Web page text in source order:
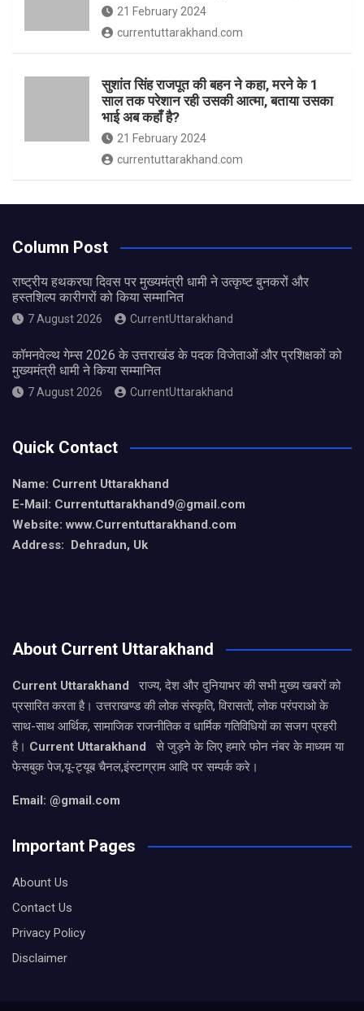
21 February 2024
currentuttarakhand.com
सुशांत सिंह राजपूत की बहन ने कहा, मरने के 1
साल तक परेशान रही उसकी आत्मा, बताया उसका
भाई अब कहाँ है?
21 February 2024
currentuttarakhand.com
Column Post
राष्ट्रीय हथकरघा दिवस पर मुख्यमंत्री धामी ने उत्कृष्ट बुनकरों और
हस्तशिल्प कारीगरों को किया सम्मानित
7 August 2026 CurrentUttarakhand
कॉमनवेल्थ गेम्स 2026 के उत्तराखंड के पदक विजेताओं और प्रशिक्षकों को
मुख्यमंत्री धामी ने किया सम्मानित
7 August 2026 CurrentUttarakhand
Quick Contact
Name: Current Uttarakhand
E-Mail: Currentuttarakhand9@gmail.com
Website: www.Currentuttarakhand.com
Address: Dehradun, Uk
About Current Uttarakhand
Current Uttarakhand
राज्य, देश और दुनियाभर की सभी मुख्य खबरों को
प्रसारित करता है। उत्तराखण्ड की लोक संस्कृति, विरासतों, लोक परंपराओ के
साथ-साथ आर्थिक, सामाजिक राजनीतिक व धार्मिक गतिविधियों का सजग प्रहरी
है। Current Uttarakhand
से जुड़ने के लिए हमारे फोन नंबर के माध्यम या
फेसबुक पेज,यू-ट्यूब चैनल,इंस्टाग्राम आदि पर सम्पर्क करे।
Email: @gmail.com
Important Pages
Abount Us
Contact Us
Privacy Policy
Disclaimer